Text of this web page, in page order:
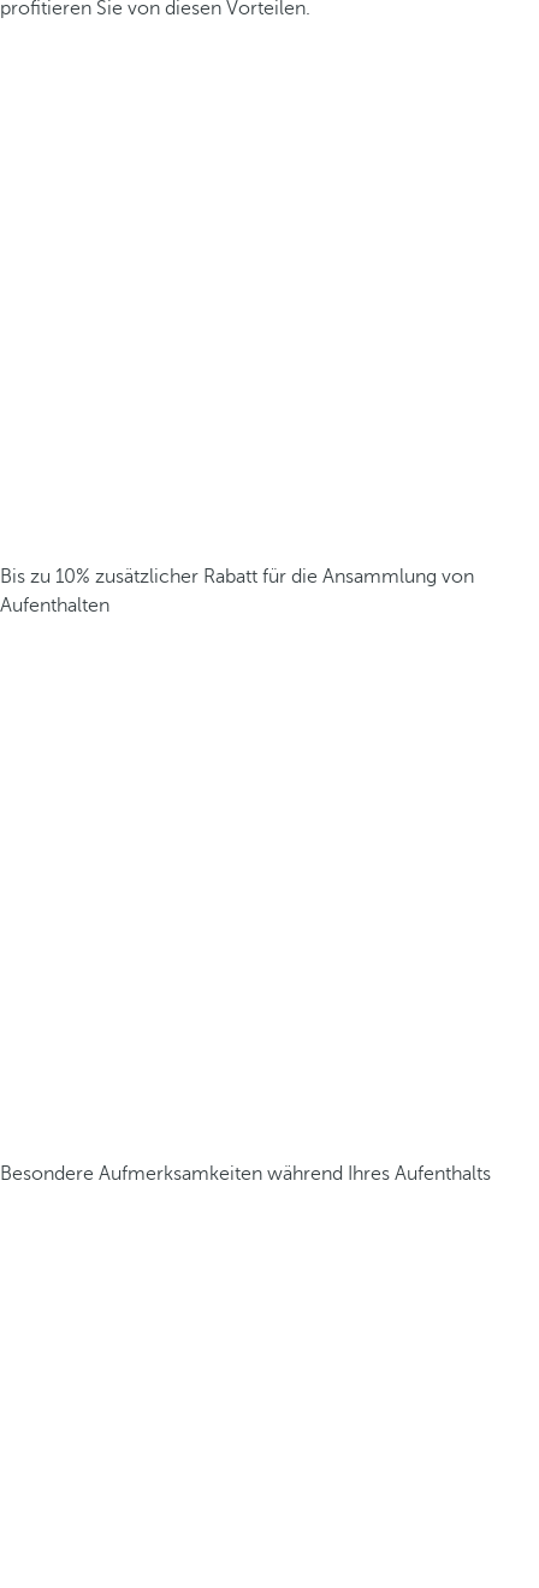
profitieren Sie von diesen Vorteilen.
Bis zu 10% zusätzlicher Rabatt für die Ansammlung von
Aufenthalten
Besondere Aufmerksamkeiten während Ihres Aufenthalts